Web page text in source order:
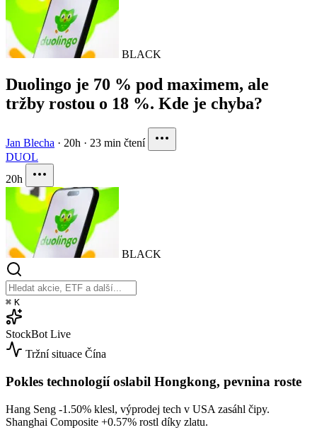
BLACK
Duolingo je 70 % pod maximem, ale
tržby rostou o 18 %. Kde je chyba?
Jan Blecha · 20h · 23 min čtení
DUOL
20h
BLACK
⌘ K
StockBot Live
Tržní situace Čína
Pokles technologií oslabil Hongkong, pevnina roste
Hang Seng -1.50% klesl, výprodej tech v USA zasáhl čipy.
Shanghai Composite +0.57% rostl díky zlatu.